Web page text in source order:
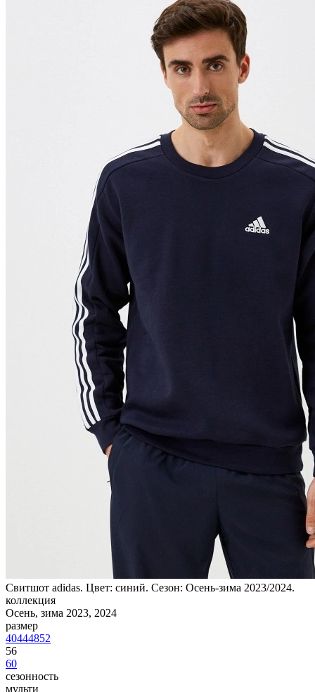
Свитшот adidas. Цвет: синий. Сезон: Осень-зима 2023/2024.
коллекция
Осень, зима 2023, 2024
размер
40444852
56
60
сезонность
мульти